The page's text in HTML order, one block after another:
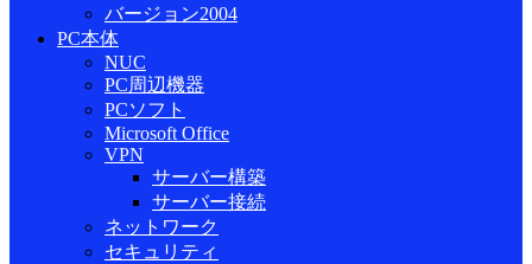
バージョン2004
PC本体
NUC
PC周辺機器
PCソフト
Microsoft Office
VPN
サーバー構築
サーバー接続
ネットワーク
セキュリティ